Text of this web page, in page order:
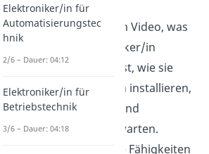
Erfahre in diesem Video, was
Anlagenmechaniker/in
machen. Du lernst, wie sie
Heizungsanlagen installieren,
Rohre verlegen und
Sanitäranlagen warten.
Entdecke, welche Fähigkeiten
Elektroniker/in für
Automatisierungstec
hnik
2/6 – Dauer: 04:12
Elektroniker/in für
Betriebstechnik
3/6 – Dauer: 04:18